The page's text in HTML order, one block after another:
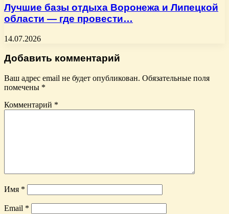
Лучшие базы отдыха Воронежа и Липецкой
области — где провести…
14.07.2026
Добавить комментарий
Ваш адрес email не будет опубликован. Обязательные поля
помечены *
Комментарий *
Имя *
Email *